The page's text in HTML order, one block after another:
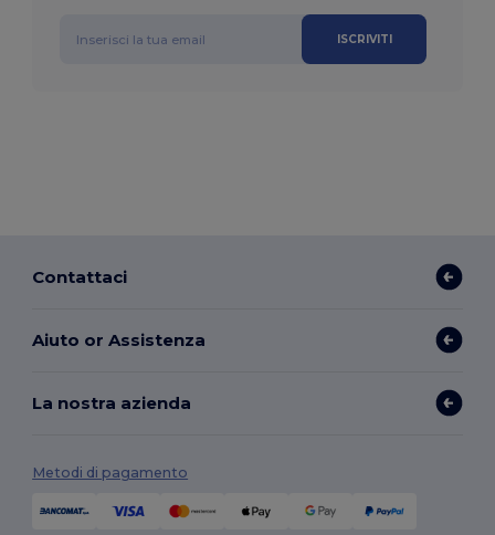
ISCRIVITI
Contattaci
Aiuto or Assistenza
La nostra azienda
Metodi di pagamento